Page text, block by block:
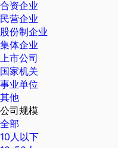
合资企业
民营企业
股份制企业
集体企业
上市公司
国家机关
事业单位
其他
公司规模
全部
10人以下